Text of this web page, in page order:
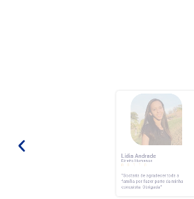
Lídia Andrade
Direito Humanos